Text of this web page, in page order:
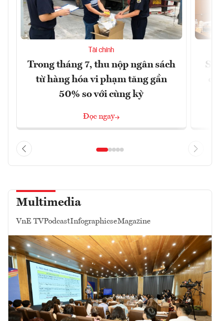
Tài chính
Trong tháng 7, thu nộp ngân sách
từ hàng hóa vi phạm tăng gần
50% so với cùng kỳ
Đọc ngay
Multimedia
VnE TVPodcastInfographicseMagazine